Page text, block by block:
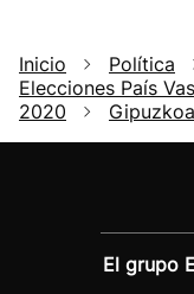
Inicio Política
Elecciones País
2020
Gipuzkoa
El grupo